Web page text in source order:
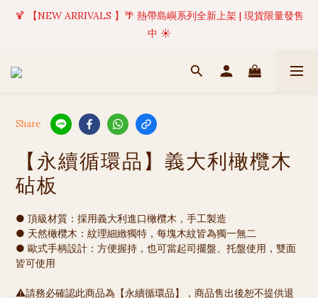
✦ 美好值得等待 | 現貨商品將於訂單成立後1-5個工作天內(不含例
假日)完成出貨 🚚
🍹 【NEW ARRIVALS 】🌴 熱帶島嶼系列全新上架 | 現貨限量發售
中 ☀️
✦ 美好值得等待 | 現貨商品將於訂單成立後1-5個工作天內(不含例
Share
【永續循環品】義大利橄欖木
砧板
● 頂級材質：採用義大利進口橄欖木，手工製造
● 天然橄欖木：紋理細緻獨特，每塊木紋皆為獨一無二
● 歐式手柄設計：方便握持，也可當起司擺盤、托盤使用，雙面
皆可使用
⚠️請務必確認此商品為【永續循環品】，商品售出後恕不提供退